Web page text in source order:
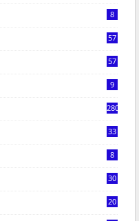
8
57
57
9
280
33
8
30
20